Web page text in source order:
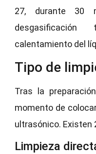
27, durante 30
calentamiento del
Tipo de
Tras la
momento de
ultrasónico. Existen
Limpieza